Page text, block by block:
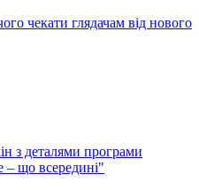
чекати глядачам від нового
з деталями програми
– що всередині"